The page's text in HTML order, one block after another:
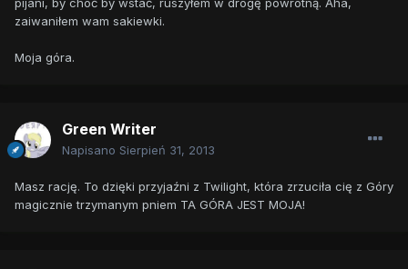
pijani, by choć by wstać, ruszyłem w drogę powrotną. Aha,
zaiwaniłem wam sakiewki.
Moja góra.
Green Writer
Napisano Sierpień 31, 2013
Masz rację. To dzięki przyjaźni z Twilight, która zrzuciła cię z Góry
magicznie trzymanym pniem TA GÓRA JEST MOJA!